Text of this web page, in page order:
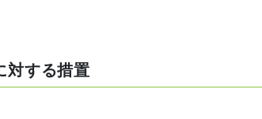
対する措置